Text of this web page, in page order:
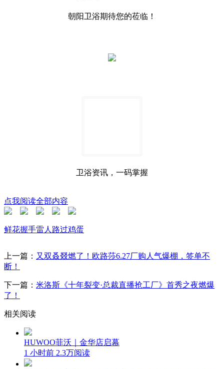
朝阳卫浴期待您的莅临！
卫浴资讯，一码掌握
点我阅读全部内容
鲜花握手雷人 路过鸡蛋
上一篇： 又双叒叕燃了！欧路莎6.27厂购人气爆棚，签单不
断！
下一篇： 米洛斯《十年裂变·总裁直播抢工厂》首秀之夜燃爆
了！
相关阅读
HUWOO菲沃｜金华店启幕
1 小时前 2.3万阅读